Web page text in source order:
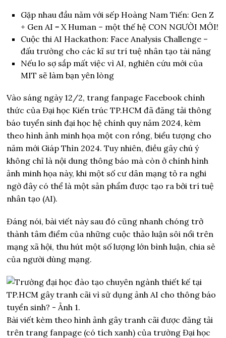
Gặp nhau đầu năm với sếp Hoàng Nam Tiến: Gen Z
+ Gen AI = X Human – một thế hệ CON NGƯỜI MỚI!
Cuộc thi AI Hackathon: Face Analysis Challenge –
đấu trường cho các kĩ sư trí tuệ nhân tạo tài năng
Nếu lo sợ sắp mất việc vì AI, nghiên cứu mới của
MIT sẽ làm bạn yên lòng
Vào sáng ngày 12/2, trang fanpage Facebook chính
thức của Đại học Kiến trúc TP.HCM đã đăng tải thông
báo tuyển sinh đại học hệ chính quy năm 2024, kèm
theo hình ảnh minh họa một con rồng, biểu tượng cho
năm mới Giáp Thìn 2024. Tuy nhiên, điều gây chú ý
không chỉ là nội dung thông báo mà còn ở chính hình
ảnh minh họa này, khi một số cư dân mạng tỏ ra nghi
ngờ đây có thể là một sản phẩm được tạo ra bởi trí tuệ
nhân tạo (AI).
Đáng nói, bài viết này sau đó cũng nhanh chóng trở
thành tâm điểm của những cuộc thảo luận sôi nổi trên
mạng xã hội, thu hút một số lượng lớn bình luận, chia sẻ
của người dùng mạng.
Bài viết kèm theo hình ảnh gây tranh cãi được đăng tải
trên trang fanpage (có tích xanh) của trường Đại học